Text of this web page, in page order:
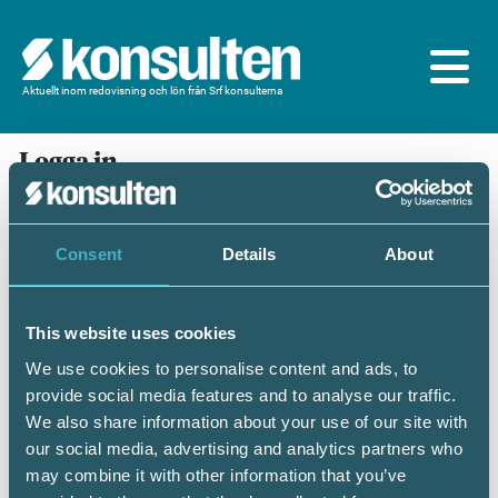
Consent Details About
This website uses cookies
We use cookies to personalise content and ads, to
provide social media features and to analyse our traffic.
We also share information about your use of our site with
our social media, advertising and analytics partners who
may combine it with other information that you’ve
Aktuellt inom redovisning och lön från Srf konsulterna
Logga in
En prenumeration ingår för dig som är
medlem/ansluten till Srf konsulterna. Du loggar in
med BankID eller samma lösenord som du har på
Mobilt BankID
Personnummer(ÅÅÅÅMMDDNNNN)